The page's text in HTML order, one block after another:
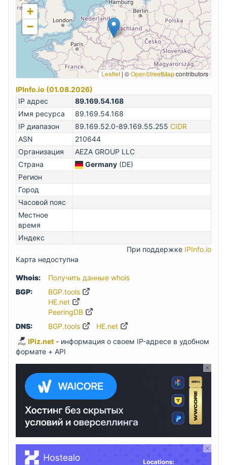
+
−
Leaflet | ©OpenStreetMapcontributors
IPInfo.io (01.08.2026)
IP адрес
89.169.54.168
Имя ресурса
89.169.54.168
IP диапазон
89.169.52.0-89.169.55.255 CIDR
ASN
210644
Организация
AEZA GROUP LLC
Страна
Germany (DE)
Регион
Город
Часовой пояс
Местное
время
Индекс
При поддержке IPInfo.io
Карта недоступна
Whois:
Получить данные whois
BGP:
BGP.tools
HE.net
PeeringDB
DNS:
BGP.tools
HE.net
IPiz.net - информация о своем IP-адресе в удобном
формате + API